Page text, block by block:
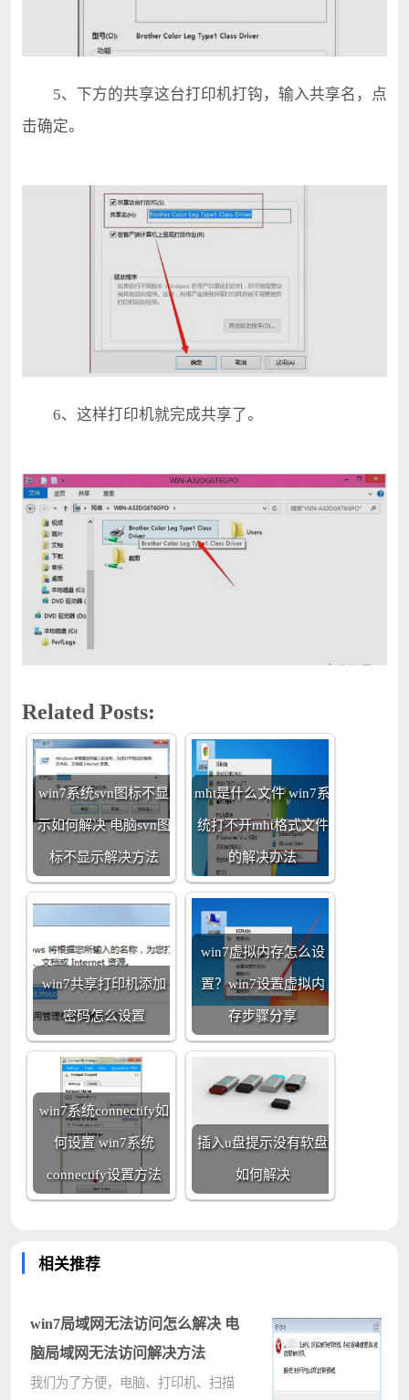
5、下方的共享这台打印机打钩，输入共享名，点
击确定。
6、这样打印机就完成共享了。
Related Posts:
win7系统svn图标不显
示如何解决 电脑svn图
标不显示解决方法
mht是什么文件 win7系
统打不开mht格式文件
的解决办法
win7共享打印机添加
密码怎么设置
win7虚拟内存怎么设
置？win7设置虚拟内
存步骤分享
win7系统connectify如
何设置 win7系统
connectify设置方法
插入u盘提示没有软盘
如何解决
相关推荐
win7局域网无法访问怎么解决 电
脑局域网无法访问解决方法
我们为了方便，电脑、打印机、扫描